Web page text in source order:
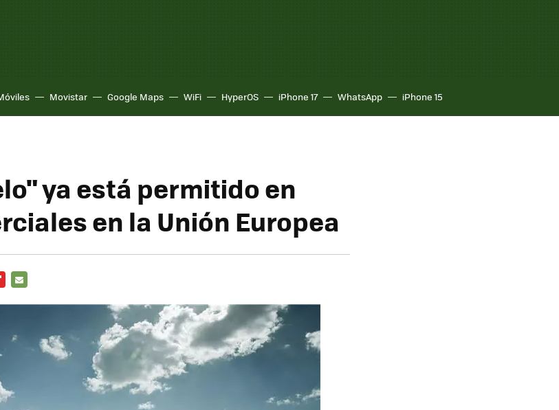
Movistar Google Maps WiFi HyperOS iPhone 17 WhatsApp iPhone 15
ya está permitido en
en la Unión Europea